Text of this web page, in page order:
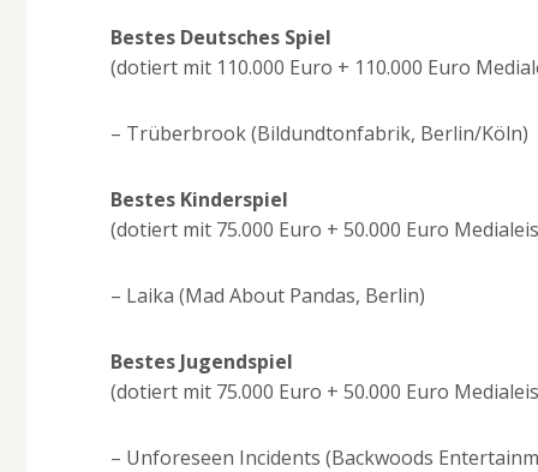
Bestes Deutsches Spiel
(dotiert mit 110.000 Euro + 110.000 Euro
– Trüberbrook (Bildundtonfabrik, Berlin/Köln)
Bestes Kinderspiel
(dotiert mit 75.000 Euro + 50.000 Euro
– Laika (Mad About Pandas, Berlin)
Bestes Jugendspiel
(dotiert mit 75.000 Euro + 50.000 Euro
– Unforeseen Incidents (Backwoods